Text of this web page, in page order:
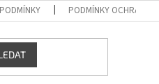
PODMÍNKY OCHRANY